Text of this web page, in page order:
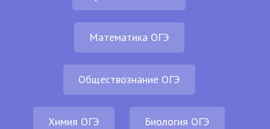
Математика ОГЭ
Обществознание ОГЭ
Химия ОГЭ Биология ОГЭ